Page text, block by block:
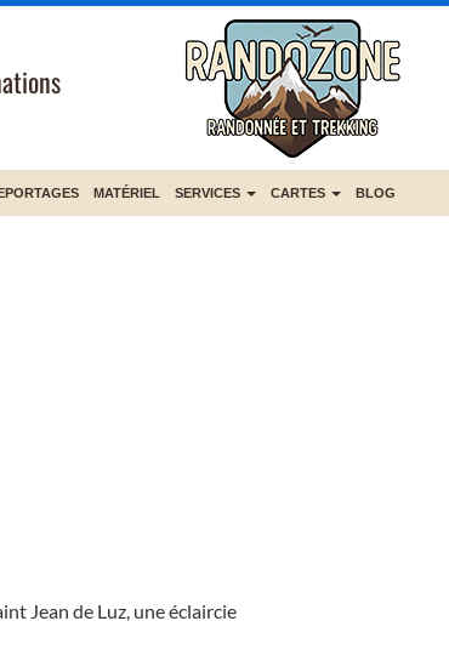
MATÉRIEL SERVICES CARTES BLOG
Jean de Luz, une éclaircie